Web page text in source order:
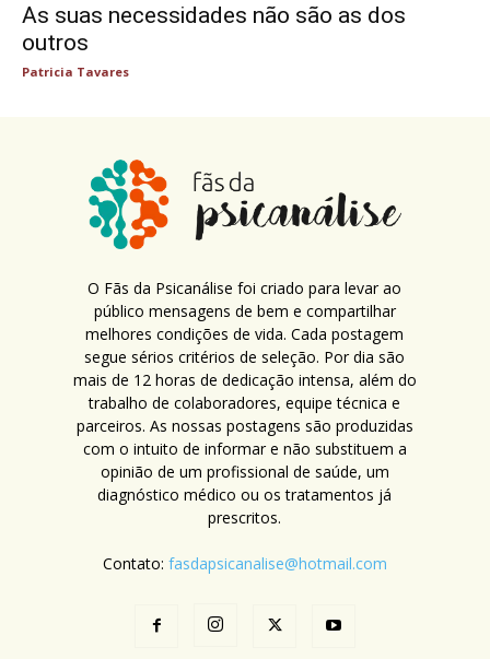
As suas necessidades não são as dos
outros
Patricia Tavares
O Fãs da Psicanálise foi criado para levar ao
público mensagens de bem e compartilhar
melhores condições de vida. Cada postagem
segue sérios critérios de seleção. Por dia são
mais de 12 horas de dedicação intensa, além do
trabalho de colaboradores, equipe técnica e
parceiros. As nossas postagens são produzidas
com o intuito de informar e não substituem a
opinião de um profissional de saúde, um
diagnóstico médico ou os tratamentos já
prescritos.
Contato: fasdapsicanalise@hotmail.com